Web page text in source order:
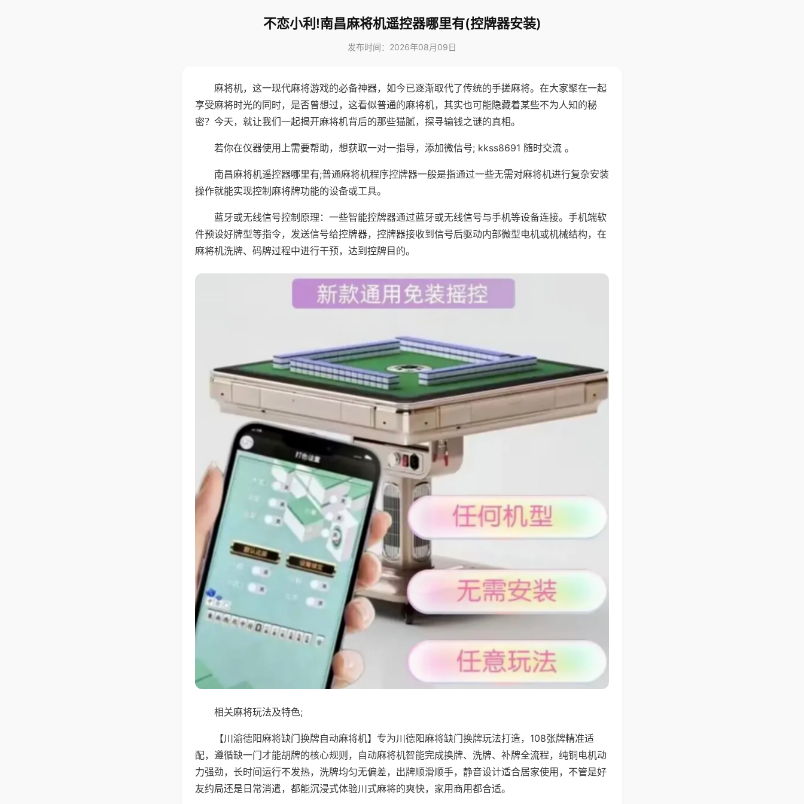
不恋小利!南昌麻将机遥控器哪里有(控牌器安装)
发布时间：2026年08月09日
麻将机，这一现代麻将游戏的必备神器，如今已逐渐取代了传统的手搓麻将。在大家聚在一起
享受麻将时光的同时，是否曾想过，这看似普通的麻将机，其实也可能隐藏着某些不为人知的秘
密？今天，就让我们一起揭开麻将机背后的那些猫腻，探寻输钱之谜的真相。
若你在仪器使用上需要帮助，想获取一对一指导，添加微信号; kkss8691 随时交流 。
南昌麻将机遥控器哪里有;普通麻将机程序控牌器一般是指通过一些无需对麻将机进行复杂安装
操作就能实现控制麻将牌功能的设备或工具。
蓝牙或无线信号控制原理：一些智能控牌器通过蓝牙或无线信号与手机等设备连接。手机端软
件预设好牌型等指令，发送信号给控牌器，控牌器接收到信号后驱动内部微型电机或机械结构，在
麻将机洗牌、码牌过程中进行干预，达到控牌目的。
相关麻将玩法及特色;
【川渝德阳麻将缺门换牌自动麻将机】专为川德阳麻将缺门换牌玩法打造，108张牌精准适
配，遵循缺一门才能胡牌的核心规则，自动麻将机智能完成换牌、洗牌、补牌全流程，纯铜电机动
力强劲，长时间运行不发热，洗牌均匀无偏差，出牌顺滑顺手，静音设计适合居家使用，不管是好
友约局还是日常消遣，都能沉浸式体验川式麻将的爽快，家用商用都合适。